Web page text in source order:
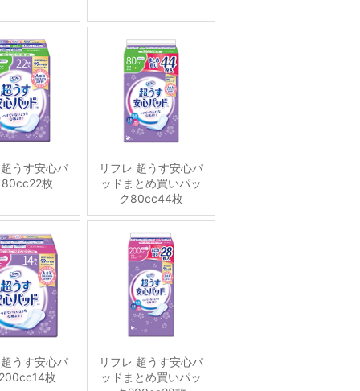
うす安心パ
80cc22枚
リフレ 超うす安心パ
ッドまとめ買いパッ
ク80cc44枚
うす安心パ
枚
リフレ 超うす安心パ
ッドまとめ買いパッ